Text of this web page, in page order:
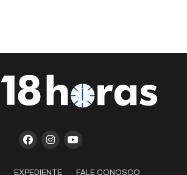
EXPEDIENTE FALE CONOSCO